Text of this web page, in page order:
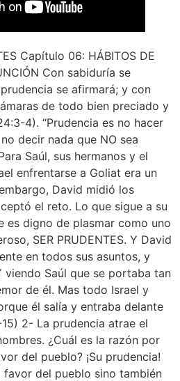
Capítulo 06: HÁBITOS DE
Con sabiduría se
se afirmará; y con
de todo bien preciado y
4). “Prudencia es no hacer
decir nada que NO sea
Saúl, sus hermanos y el
enfrentarse a Goliat era un
David midió los
el reto. Lo que sigue a su
es digno de plasmar como uno
SER PRUDENTES. Y David
en todos sus asuntos, y
viendo Saúl que se portaba tan
de él. Mas todo Israel y
él salía y entraba delante
2- La prudencia atrae el
¿Cuál es la razón por
del pueblo? ¡Su prudencia!
favor del pueblo sino también